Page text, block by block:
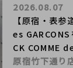
【原宿・表参
es
CK COMME
2026.08.07
原宿竹下通り